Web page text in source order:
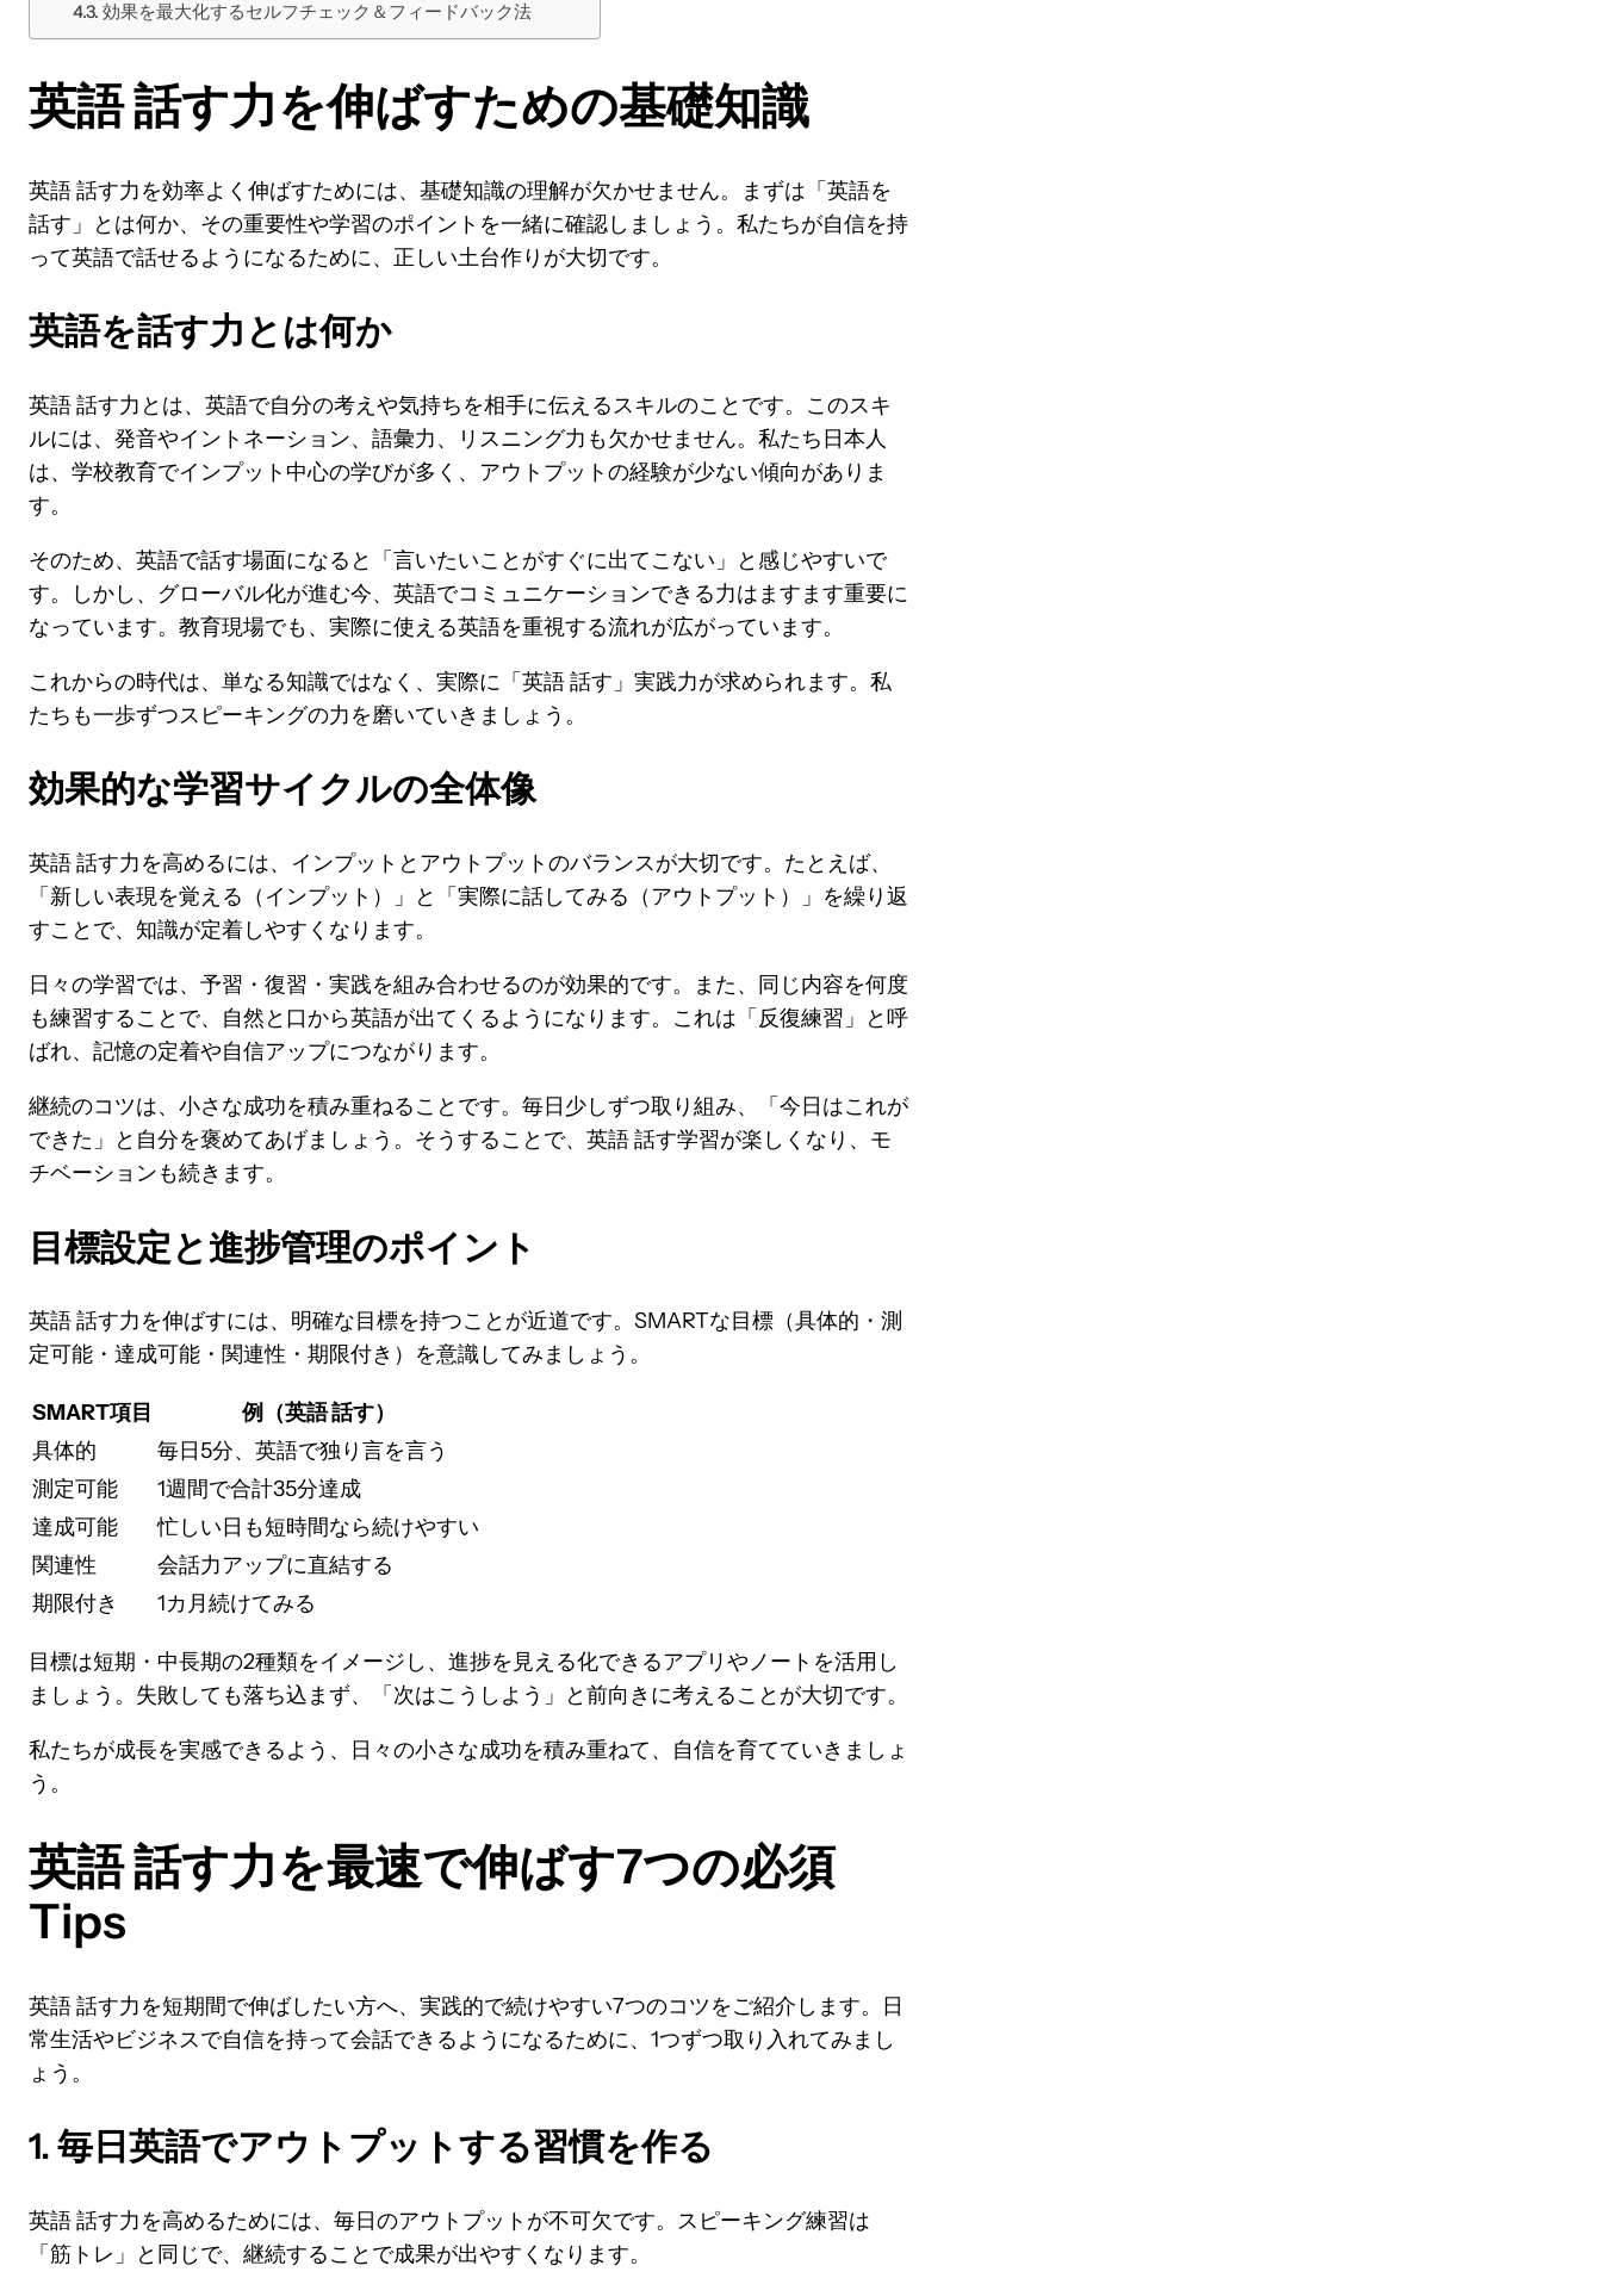
効果を最大化するセルフチェック＆フィードバック法
英語 話す力を伸ばすための基礎知識
英語 話す力を効率よく伸ばすためには、基礎知識の理解が欠かせません。まずは「英語を
話す」とは何か、その重要性や学習のポイントを一緒に確認しましょう。私たちが自信を持
って英語で話せるようになるために、正しい土台作りが大切です。
英語を話す力とは何か
英語 話す力とは、英語で自分の考えや気持ちを相手に伝えるスキルのことです。このスキ
ルには、発音やイントネーション、語彙力、リスニング力も欠かせません。私たち日本人
は、学校教育でインプット中心の学びが多く、アウトプットの経験が少ない傾向がありま
す。
そのため、英語で話す場面になると「言いたいことがすぐに出てこない」と感じやすいで
す。しかし、グローバル化が進む今、英語でコミュニケーションできる力はますます重要に
なっています。教育現場でも、実際に使える英語を重視する流れが広がっています。
これからの時代は、単なる知識ではなく、実際に「英語 話す」実践力が求められます。私
たちも一歩ずつスピーキングの力を磨いていきましょう。
効果的な学習サイクルの全体像
英語 話す力を高めるには、インプットとアウトプットのバランスが大切です。たとえば、
「新しい表現を覚える（インプット）」と「実際に話してみる（アウトプット）」を繰り返
すことで、知識が定着しやすくなります。
日々の学習では、予習・復習・実践を組み合わせるのが効果的です。また、同じ内容を何度
も練習することで、自然と口から英語が出てくるようになります。これは「反復練習」と呼
ばれ、記憶の定着や自信アップにつながります。
継続のコツは、小さな成功を積み重ねることです。毎日少しずつ取り組み、「今日はこれが
できた」と自分を褒めてあげましょう。そうすることで、英語 話す学習が楽しくなり、モ
チベーションも続きます。
目標設定と進捗管理のポイント
英語 話す力を伸ばすには、明確な目標を持つことが近道です。SMARTな目標（具体的・測
定可能・達成可能・関連性・期限付き）を意識してみましょう。
SMART項目
例（英語 話す）
具体的
毎日5分、英語で独り言を言う
測定可能
1週間で合計35分達成
達成可能
忙しい日も短時間なら続けやすい
関連性
会話力アップに直結する
期限付き
1カ月続けてみる
目標は短期・中長期の2種類をイメージし、進捗を見える化できるアプリやノートを活用し
ましょう。失敗しても落ち込まず、「次はこうしよう」と前向きに考えることが大切です。
私たちが成長を実感できるよう、日々の小さな成功を積み重ねて、自信を育てていきましょ
う。
英語 話す力を最速で伸ばす7つの必須
Tips
英語 話す力を短期間で伸ばしたい方へ、実践的で続けやすい7つのコツをご紹介します。日
常生活やビジネスで自信を持って会話できるようになるために、1つずつ取り入れてみまし
ょう。
1. 毎日英語でアウトプットする習慣を作る
英語 話す力を高めるためには、毎日のアウトプットが不可欠です。スピーキング練習は
「筋トレ」と同じで、継続することで成果が出やすくなります。